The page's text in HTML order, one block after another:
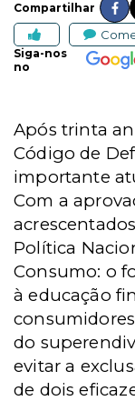
Compartilhar
Siga-nos
no
Após trinta
Código de
importante
Com a
Política
Consumo: o
à educação
do
evitar a
de dois